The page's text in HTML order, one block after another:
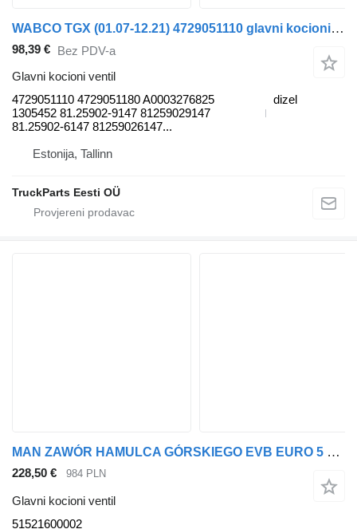
WABCO TGX (01.07-12.21) 4729051110 glavni kocioni ventil za MAN TGL, TGM, TGS, TGX (2005-2021) tegljača
98,39 € Bez PDV-a
Glavni kocioni ventil
4729051110 4729051180 A0003276825
1305452 81.25902-9147 81259029147
81.25902-6147 81259026147...
dizel
Estonija, Tallinn
TruckParts Eesti OÜ
MAN ZAWÓR HAMULCA GÓRSKIEGO EVB EURO 5 EURO 6 51521600002 glavni kocioni ventil za MAN TGX TGS euro 5 euro 6 tegljača
228,50 € 984 PLN
Glavni kocioni ventil
51521600002